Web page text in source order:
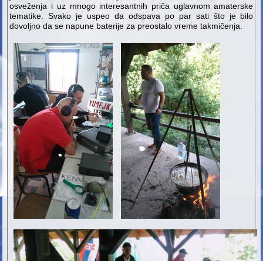
osveženja i uz mnogo interesantnih priča uglavnom amaterske
tematike. Svako je uspeo da odspava po par sati što je bilo
dovoljno da se napune baterije za preostalo vreme takmičenja.